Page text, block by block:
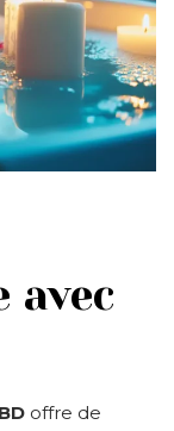
offre de